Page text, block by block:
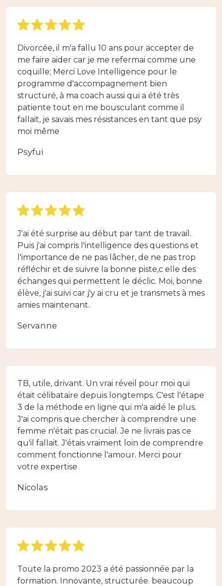
Divorcée, il m'a fallu 10 ans pour accepter de
me faire aider car je me refermai comme une
coquille; Merci Love Intelligence pour le
programme d'accompagnement bien
structuré, à ma coach aussi qui a été très
patiente tout en me bousculant comme il
fallait, je savais mes résistances en tant que psy
moi même
Psyfui
J'ai été surprise au début par tant de travail.
Puis j'ai compris l'intelligence des questions et
l'importance de ne pas lâcher, de ne pas trop
réfléchir et de suivre la bonne piste,c elle des
échanges qui permettent le déclic. Moi, bonne
élève, j'ai suivi car j'y ai cru et je transmets à mes
amies maintenant.
Servanne
TB, utile, drivant. Un vrai réveil pour moi qui
était célibataire depuis longtemps. C'est l'étape
3 de la méthode en ligne qui m'a aidé le plus.
J'ai compris que chercher à comprendre une
femme n'était pas crucial. Je ne livrais pas ce
qu'il fallait. J'étais vraiment loin de comprendre
comment fonctionne l'amour. Merci pour
votre expertise
Nicolas
Toute la promo 2023 a été passionnée par la
formation. Innovante, structurée. beaucoup